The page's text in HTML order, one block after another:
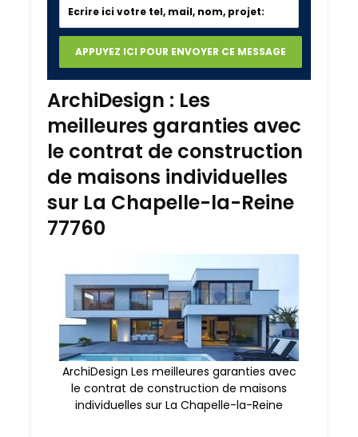
ArchiDesign : Les
meilleures garanties avec
le contrat de construction
de maisons individuelles
sur La Chapelle-la-Reine
77760
ArchiDesign Les meilleures garanties avec
le contrat de construction de maisons
individuelles sur La Chapelle-la-Reine